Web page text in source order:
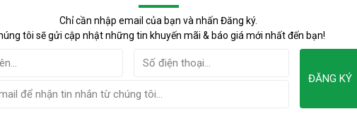
Chỉ cần nhập email của bạn và nhấn Đăng ký.
tôi sẽ gửi cập nhật những tin khuyến mãi & báo giá mới nhất đến bạn!
ĐĂNG KÝ